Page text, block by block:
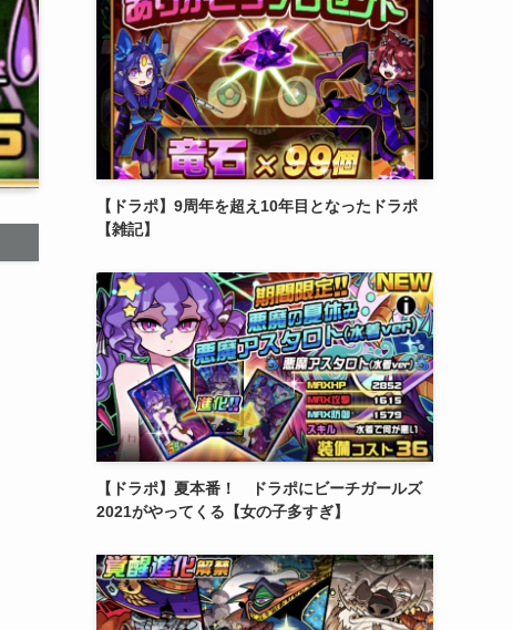
【ドラポ】9周年を超え10年目となったドラポ
【雑記】
【ドラポ】夏本番！ ドラポにビーチガールズ
2021がやってくる【女の子多すぎ】